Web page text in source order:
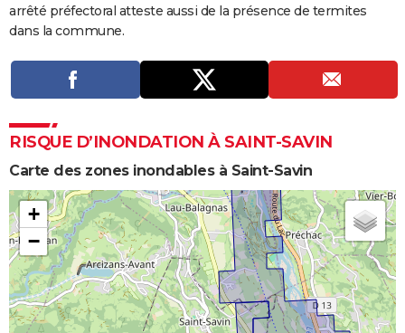
S'inscrire
Se connecter
Lycées
Collèges
Primaires
Universités
Entreprises
Service militaire
Avis de recherche
AVIS DE DÉCÈS
arrêté préfectoral atteste aussi de la présence de termites
dans la commune.
RISQUE D’INONDATION À SAINT-SAVIN
Carte des zones inondables à Saint-Savin
+
−